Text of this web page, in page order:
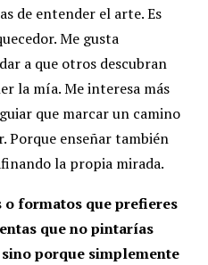
de entender el arte. Es
Me gusta
a que otros descubran
la mía. Me interesa más
que marcar un camino
Porque enseñar también
la propia mirada.
o formatos que prefieres
que no pintarías
porque simplemente